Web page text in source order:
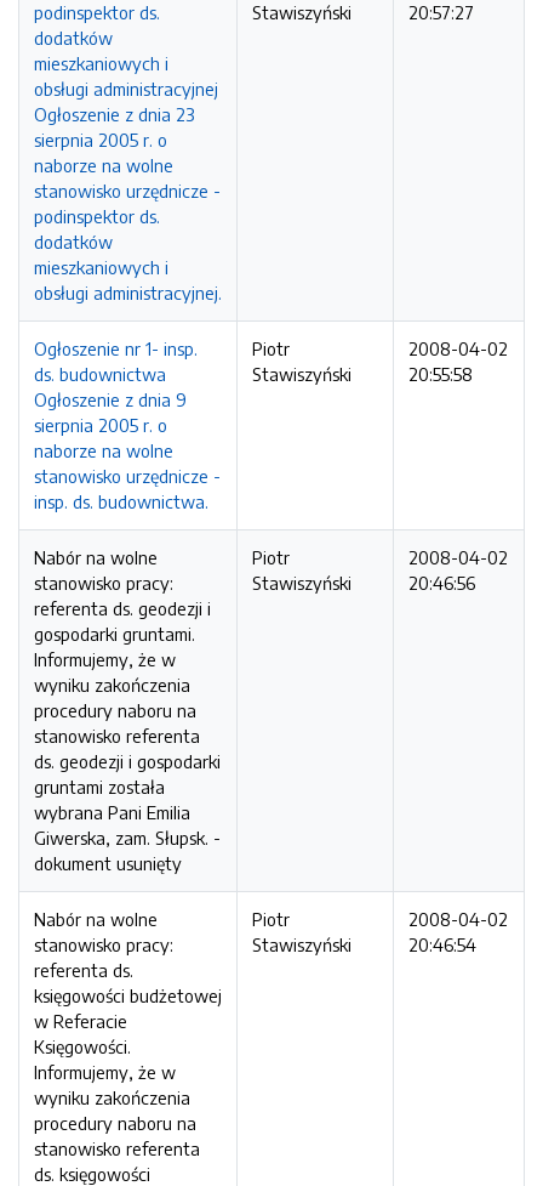
podinspektor ds.
dodatków
mieszkaniowych i
obsługi administracyjnej
Ogłoszenie z dnia 23
sierpnia 2005 r. o
naborze na wolne
stanowisko urzędnicze -
podinspektor ds.
dodatków
mieszkaniowych i
obsługi administracyjnej.
Stawiszyński
20:57:27
Ogłoszenie nr 1- insp.
ds. budownictwa
Ogłoszenie z dnia 9
sierpnia 2005 r. o
naborze na wolne
stanowisko urzędnicze -
insp. ds. budownictwa.
Piotr
Stawiszyński
2008-04-02
20:55:58
Nabór na wolne
stanowisko pracy:
referenta ds. geodezji i
gospodarki gruntami.
Informujemy, że w
wyniku zakończenia
procedury naboru na
stanowisko referenta
ds. geodezji i gospodarki
gruntami została
wybrana Pani Emilia
Giwerska, zam. Słupsk. -
dokument usunięty
Piotr
Stawiszyński
2008-04-02
20:46:56
Nabór na wolne
stanowisko pracy:
referenta ds.
księgowości budżetowej
w Referacie
Księgowości.
Informujemy, że w
wyniku zakończenia
procedury naboru na
stanowisko referenta
ds. księgowości
Piotr
Stawiszyński
2008-04-02
20:46:54